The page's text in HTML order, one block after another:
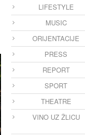
LIFESTYLE
MUSIC
ORIJENTACIJE
PRESS
REPORT
SPORT
THEATRE
VINO UZ ŽLICU